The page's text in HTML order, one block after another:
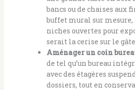
bancs ou de chaises aux
buffet mural sur
niches ouvertes pour
serait la cerise sur le
Aménager un coin
de tel qu’un bureau
avec des étagères
dossiers, tout en